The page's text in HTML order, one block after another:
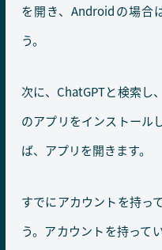
を開き、Androidの場合
う。
次に、ChatGPTと検索し
のアプリをインストール
ば、アプリを開きます。
すでにアカウントを持っ
う。アカウントを持って